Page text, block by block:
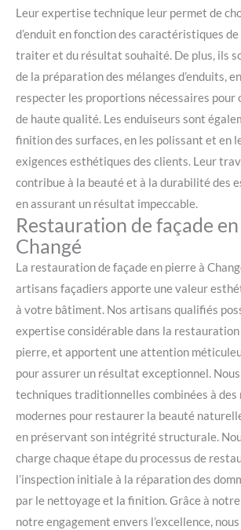
Leur expertise technique leur permet de
d’enduit en fonction des caractéristiques de
traiter et du résultat souhaité. De plus, ils
de la préparation des mélanges d’enduits,
respecter les proportions nécessaires
de haute qualité. Les enduiseurs sont
finition des surfaces, en les polissant et en
exigences esthétiques des clients. Leur
contribue à la beauté et à la durabilité des
en assurant un résultat impeccable.
Restauration de façade
Changé
La restauration de façade en pierre à
artisans façadiers apporte une valeur
à votre bâtiment. Nos artisans qualifiés
expertise considérable dans la restauration
pierre, et apportent une attention
pour assurer un résultat exceptionnel.
techniques traditionnelles combinées à des
modernes pour restaurer la beauté
en préservant son intégrité structurale.
charge chaque étape du processus de
l’inspection initiale à la réparation des
par le nettoyage et la finition. Grâce à
notre engagement envers l’excellence,